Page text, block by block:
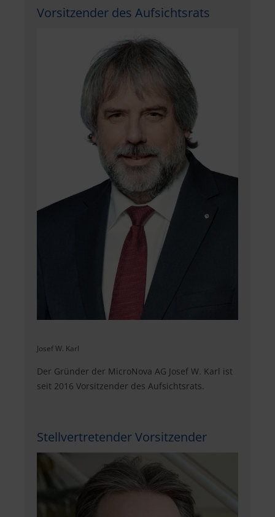
Vorsitzender des Aufsichtsrats
Josef W. Karl
Der Gründer der MicroNova AG Josef W. Karl ist
seit 2016 Vorsitzender des Aufsichtsrats.
Stellvertretender Vorsitzender